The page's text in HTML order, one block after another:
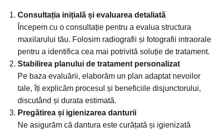
Consultația inițială și evaluarea detaliată
Începem cu o consultație pentru a evalua structura
maxilarului tău. Folosim radiografii și fotografii intraorale
pentru a identifica cea mai potrivită soluție de tratament.
Stabilirea planului de tratament personalizat
Pe baza evaluării, elaborăm un plan adaptat nevoilor
tale, îți explicăm procesul și beneficiile disjunctorului,
discutând și durata estimată.
Pregătirea și igienizarea danturii
Ne asigurăm că dantura este curățată și igienizată